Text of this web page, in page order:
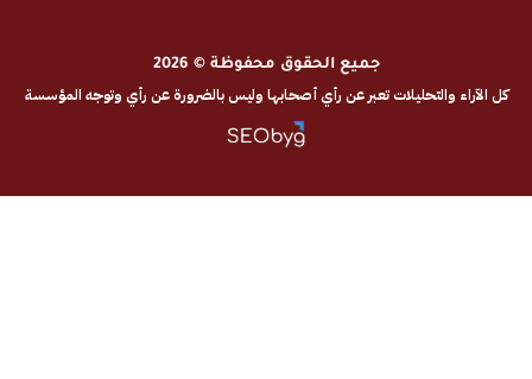
جميع الحقوق محفوظة © 2026
تعبر عن رأي أصحابها وليس بالضرورة عن رأي وتوجه المؤسسة